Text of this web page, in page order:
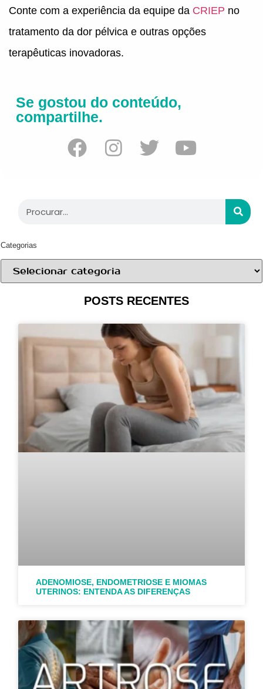
Conte com a experiência da equipe da CRIEP no
tratamento da dor pélvica e outras opções
terapêuticas inovadoras.
Se gostou do conteúdo,
compartilhe.
Categorias
POSTS RECENTES
ADENOMIOSE, ENDOMETRIOSE E MIOMAS
UTERINOS: ENTENDA AS DIFERENÇAS